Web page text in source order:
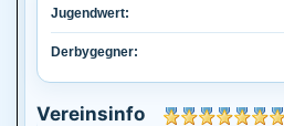
Jugendwert:
Derbygegner:
Vereinsinfo